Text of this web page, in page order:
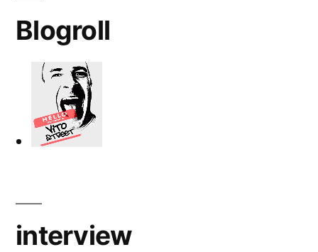
Blogroll
interview